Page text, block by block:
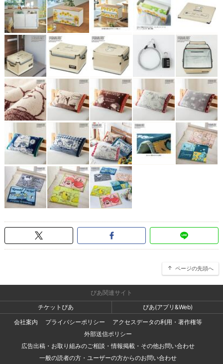
ページの先頭へ
ぴあ関連サイト
チケットぴあ
ぴあ(アプリ&Web)
会社案内
プライバシーポリシー
アクセスデータの利用・著作権等
外部送信ポリシー
広告出稿・お取り組みのご相談・情報掲載・その他お問い合わせ
一般の読者の方・ユーザーの方からのお問い合わせ